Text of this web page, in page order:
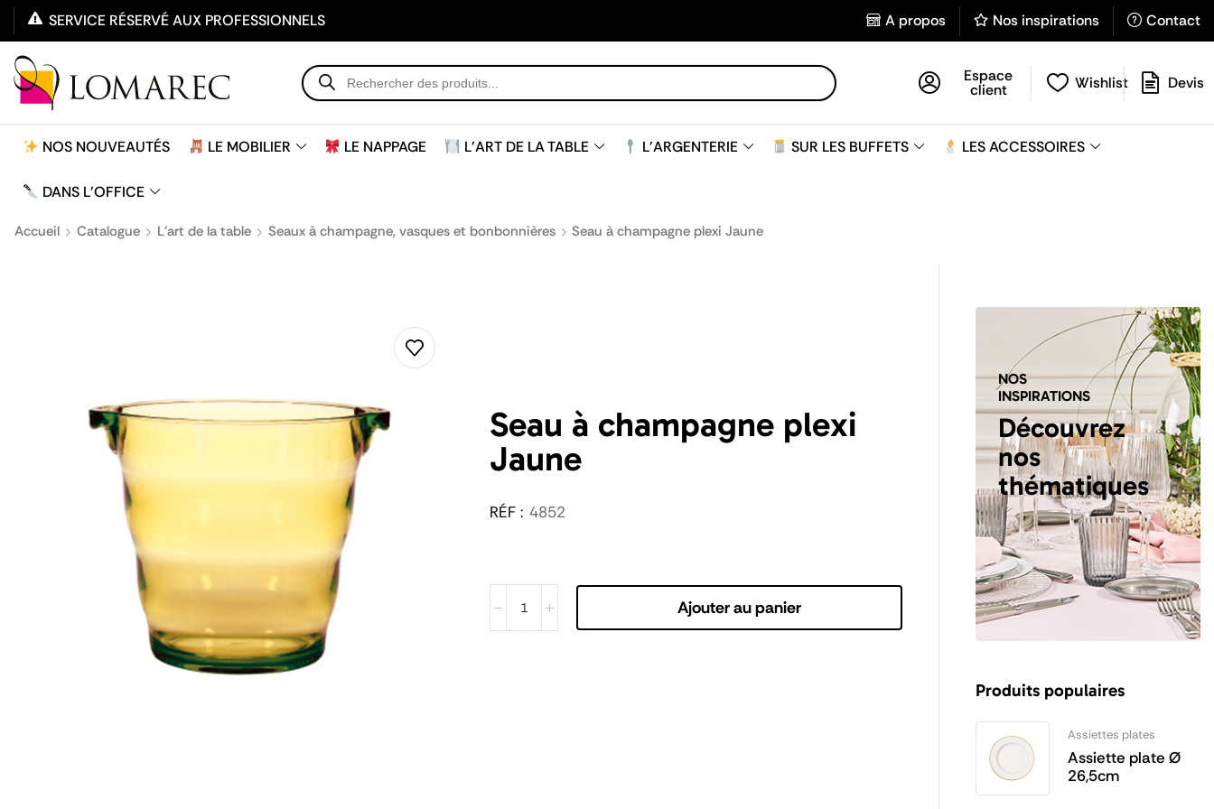
SERVICE RÉSERVÉ AUX PROFESSIONNELS A propos Nos inspirations Contact
Espace
client Wishlist Devis
NOS NOUVEAUTÉS LE MOBILIER LE NAPPAGE L'ART DE LA TABLE L'ARGENTERIE SUR LES BUFFETS LES ACCESSOIRES
DANS L'OFFICE
Accueil Catalogue L'art de la table Seaux à champagne, vasques et bonbonnières Seau à champagne plexi Jaune
Seau à champagne plexi
Jaune
RÉF : 4852
Ajouter au panier
NOS
INSPIRATIONS
Découvrez
nos
thématiques
Produits populaires
Assiettes plates
Assiette plate Ø
26,5cm